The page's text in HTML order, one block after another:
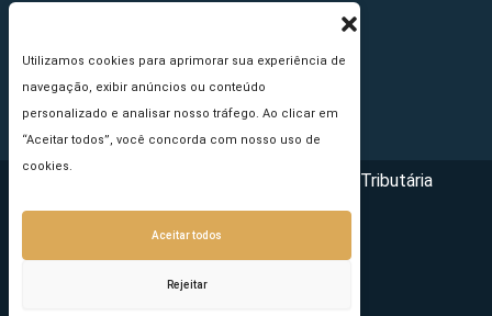
Utilizamos cookies para aprimorar sua experiência de
navegação, exibir anúncios ou conteúdo
personalizado e analisar nosso tráfego. Ao clicar em
“Aceitar todos”, você concorda com nosso uso de
cookies.
Aceitar todos
Rejeitar
Princípios Editoriais
Copyright © 2026 - Portal da Reforma Tributária